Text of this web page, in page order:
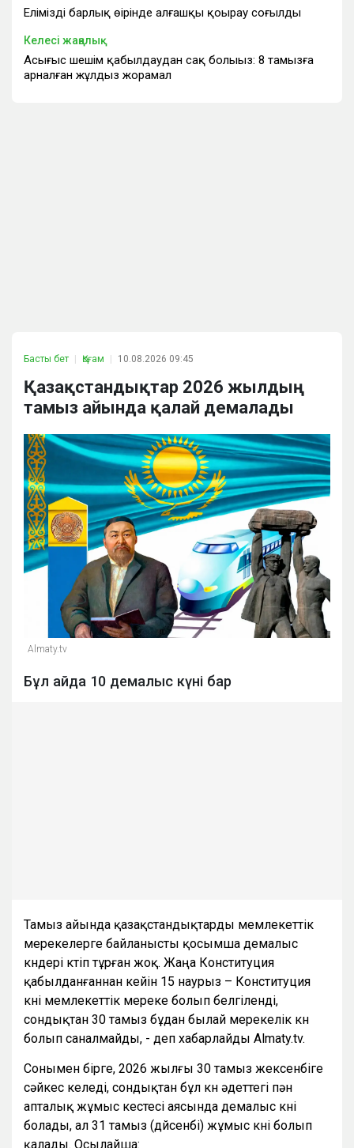
Еліміздің барлық өңірінде алғашқы қоңырау соғылды
Келесі жаңалық
Асығыс шешім қабылдаудан сақ болыңыз: 8 тамызға
арналған жұлдыз жорамал
Басты бет Қоғам 10.08.2026 09:45
Қазақстандықтар 2026 жылдың
тамыз айында қалай демалады
Almaty.tv
Бұл айда 10 демалыс күні бар
Тамыз айында қазақстандықтарды мемлекеттік
мерекелерге байланысты қосымша демалыс
күндері күтіп тұрған жоқ. Жаңа Конституция
қабылданғаннан кейін 15 наурыз – Конституция
күні мемлекеттік мереке болып белгіленді,
сондықтан 30 тамыз бұдан былай мерекелік күн
болып саналмайды, - деп хабарлайды Almaty.tv.
Сонымен бірге, 2026 жылғы 30 тамыз жексенбіге
сәйкес келеді, сондықтан бұл күн әдеттегі пән
апталық жұмыс кестесі аясында демалыс күні
болады, ал 31 тамыз (дүйсенбі) жұмыс күні болып
қалады. Осылайша: